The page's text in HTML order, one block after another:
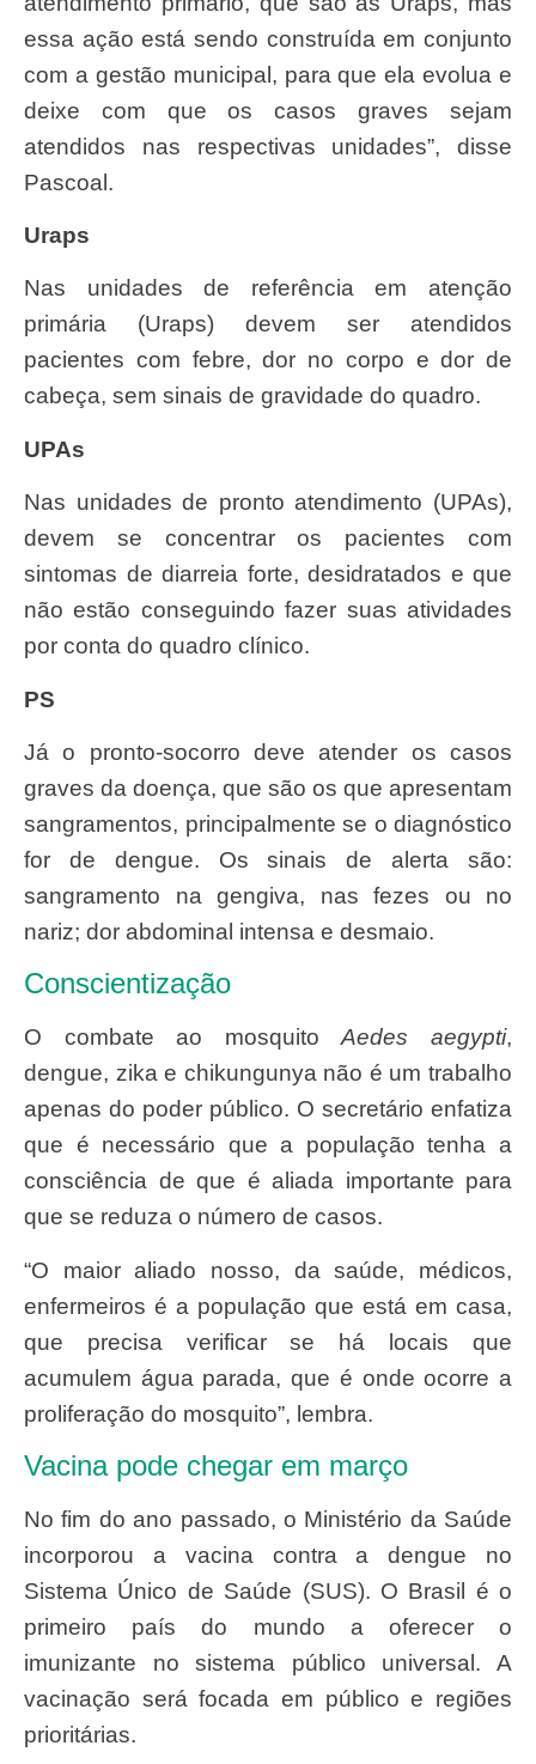
essa ação está sendo construída em conjunto
com a gestão municipal, para que ela evolua e
deixe com que os casos graves sejam
atendidos nas respectivas unidades”, disse
Pascoal.
Uraps
Nas unidades de referência em atenção
primária (Uraps) devem ser atendidos
pacientes com febre, dor no corpo e dor de
cabeça, sem sinais de gravidade do quadro.
UPAs
Nas unidades de pronto atendimento (UPAs),
devem se concentrar os pacientes com
sintomas de diarreia forte, desidratados e que
não estão conseguindo fazer suas atividades
por conta do quadro clínico.
PS
Já o pronto-socorro deve atender os casos
graves da doença, que são os que apresentam
sangramentos, principalmente se o diagnóstico
for de dengue. Os sinais de alerta são:
sangramento na gengiva, nas fezes ou no
nariz; dor abdominal intensa e desmaio.
Conscientização
O combate ao mosquitoAedes aegypti,
dengue, zika e chikungunya não é um trabalho
apenas do poder público. O secretário enfatiza
que é necessário que a população tenha a
consciência de que é aliada importante para
que se reduza o número de casos.
“O maior aliado nosso, da saúde, médicos,
enfermeiros é a população que está em casa,
que precisa verificar se há locais que
acumulem água parada, que é onde ocorre a
proliferação do mosquito”, lembra.
Vacina pode chegar em março
No fim do ano passado, o Ministério da Saúde
incorporou a vacina contra a dengue no
Sistema Único de Saúde (SUS). O Brasil é o
primeiro país do mundo a oferecer o
imunizante no sistema público universal. A
vacinação será focada em público e regiões
prioritárias.